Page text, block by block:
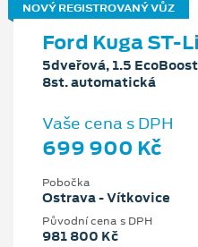
NOVÝ REGISTROVANÝ VŮZ
Ford Kuga ST-
5dveřová, 1.5
8st. automatická
Vaše cena s DPH
699 900 Kč
Pobočka
Ostrava - Vítkovice
Původní cena s DPH
981 800 Kč